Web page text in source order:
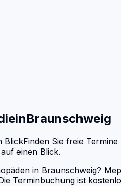
inBraunschweig
BlickFinden Sie freie Termine
einen Blick.
in Braunschweig?
Terminbuchung ist